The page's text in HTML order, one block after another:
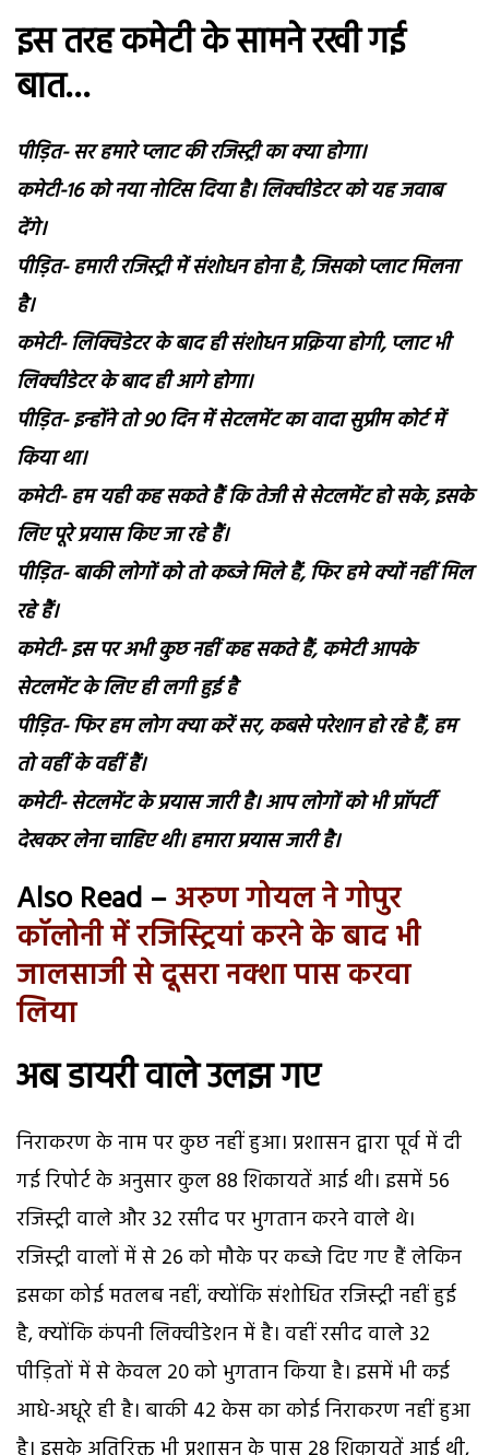
इस तरह कमेटी के सामने रखी गई
बात…
पीड़ित- सर हमारे प्लाट की रजिस्ट्री का क्या होगा।
कमेटी-16 को नया नोटिस दिया है। लिक्वीडेटर को यह जवाब
देंगे।
पीड़ित- हमारी रजिस्ट्री में संशोधन होना है, जिसको प्लाट मिलना
है।
कमेटी- लिक्विडेटर के बाद ही संशोधन प्रक्रिया होगी, प्लाट भी
लिक्वीडेटर के बाद ही आगे होगा।
पीड़ित- इन्होंने तो 90 दिन में सेटलमेंट का वादा सुप्रीम कोर्ट में
किया था।
कमेटी- हम यही कह सकते हैं कि तेजी से सेटलमेंट हो सके, इसके
लिए पूरे प्रयास किए जा रहे हैं।
पीड़ित- बाकी लोगों को तो कब्जे मिले हैं, फिर हमे क्यों नहीं मिल
रहे हैं।
कमेटी- इस पर अभी कुछ नहीं कह सकते हैं, कमेटी आपके
सेटलमेंट के लिए ही लगी हुई है
पीड़ित- फिर हम लोग क्या करें सर, कबसे परेशान हो रहे हैं, हम
तो वहीं के वहीं हैं।
कमेटी- सेटलमेंट के प्रयास जारी है। आप लोगों को भी प्रॉपर्टी
देखकर लेना चाहिए थी। हमारा प्रयास जारी है।
Also Read –अरुण गोयल ने गोपुर
कॉलोनी में रजिस्ट्रियां करने के बाद भी
जालसाजी से दूसरा नक्शा पास करवा
लिया
अब डायरी वाले उलझ गए
निराकरण के नाम पर कुछ नहीं हुआ। प्रशासन द्वारा पूर्व में दी
गई रिपोर्ट के अनुसार कुल 88 शिकायतें आई थी। इसमें 56
रजिस्ट्री वाले और 32 रसीद पर भुगतान करने वाले थे।
रजिस्ट्री वालों में से 26 को मौके पर कब्जे दिए गए हैं लेकिन
इसका कोई मतलब नहीं, क्योंकि संशोधित रजिस्ट्री नहीं हुई
है, क्योंकि कंपनी लिक्वीडेशन में है। वहीं रसीद वाले 32
पीड़ितों में से केवल 20 को भुगतान किया है। इसमें भी कई
आधे-अधूरे ही है। बाकी 42 केस का कोई निराकरण नहीं हुआ